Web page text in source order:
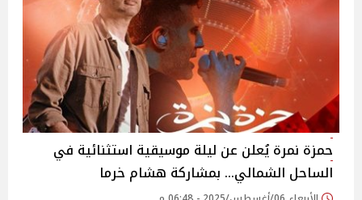
حمزة نمرة يُعلن عن ليلة موسيقية استثنائية في
الساحل الشمالي… بمشاركة هشام خرما